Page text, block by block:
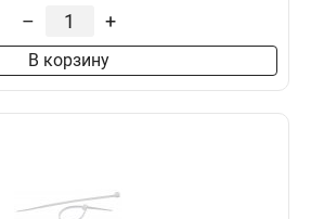
– +
В корзину